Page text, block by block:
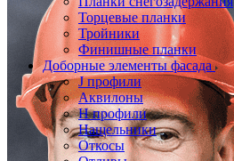
Торцевые планки
Тройники
Финишные планки
Доборные элементы фасада
J профили
Аквилоны
Н профили
Нащельники
Откосы